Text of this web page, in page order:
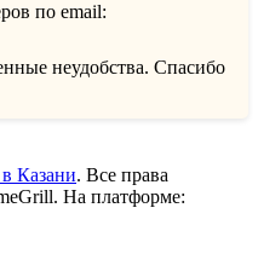
по email:
неудобства. Спасибо
Казани. Все права
На платформе: